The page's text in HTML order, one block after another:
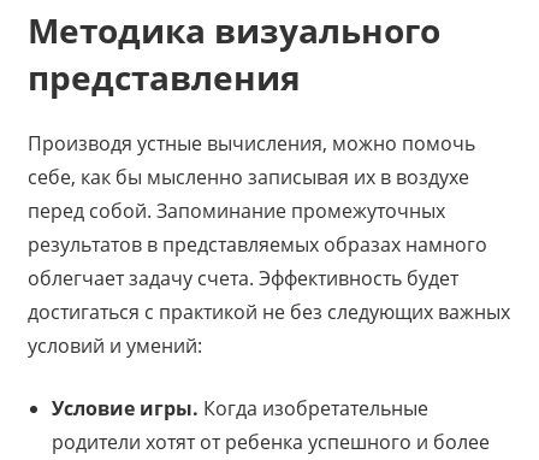
Методика визуального
представления
Производя устные вычисления, можно помочь
себе, как бы мысленно записывая их в воздухе
перед собой. Запоминание промежуточных
результатов в представляемых образах намного
облегчает задачу счета. Эффективность будет
достигаться с практикой не без следующих важных
условий и умений:
Условие игры. Когда изобретательные
родители хотят от ребенка успешного и более